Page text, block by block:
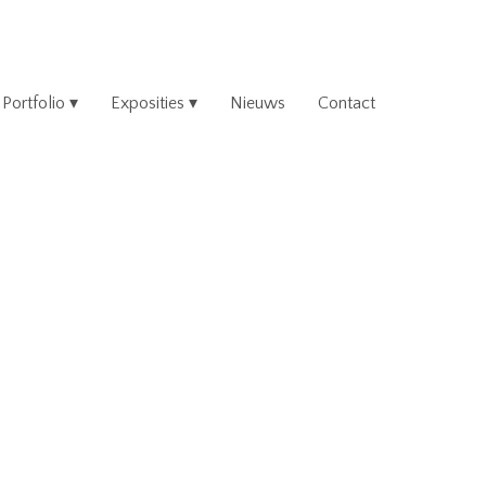
Portfolio Exposities Nieuws Contact